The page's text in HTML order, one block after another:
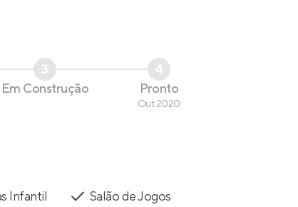
3
Em Construção
4
Pronto
Out 2020
Infantil
Salão de Jogos